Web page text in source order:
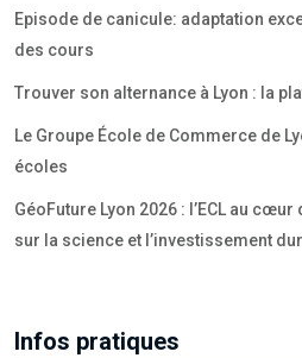
Episode de canicule: adaptation
des cours
Trouver son alternance à Lyon : la
Le Groupe École de Commerce de
écoles
GéoFuture Lyon 2026 : l’ECL au
sur la science et l’investissement
Infos pratiques